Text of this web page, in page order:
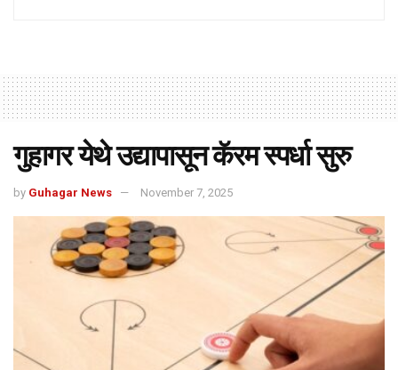
गुहागर येथे उद्यापासून कॅरम स्पर्धा सुरु
by Guhagar News November 7, 2025